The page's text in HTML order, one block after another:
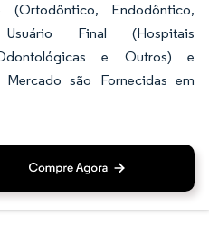
(Ortodôntico, Endodôntico,
Final (Hospitais
e Outros) e
são Fornecidas em